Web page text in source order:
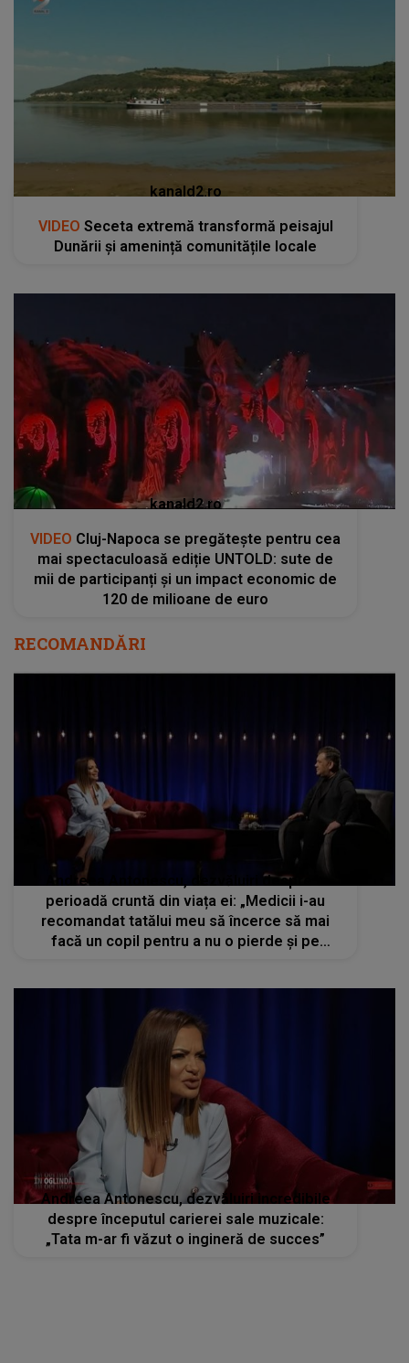
kanald2.ro
VIDEO Seceta extremă transformă peisajul
Dunării și amenință comunitățile locale
kanald2.ro
VIDEO Cluj-Napoca se pregătește pentru cea
mai spectaculoasă ediție UNTOLD: sute de
mii de participanți și un impact economic de
120 de milioane de euro
RECOMANDĂRI
Andreea Antonescu, dezvăluiri despre o
perioadă cruntă din viața ei: „Medicii i-au
recomandat tatălui meu să încerce să mai
facă un copil pentru a nu o pierde și pe
Andreea Antonescu, dezvăluiri incredibile
despre începutul carierei sale muzicale:
„Tata m-ar fi văzut o ingineră de succes”